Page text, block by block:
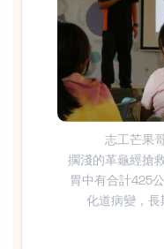
志工芒果
擱淺的革龜經搶
胃中有合計425
化道病變，長